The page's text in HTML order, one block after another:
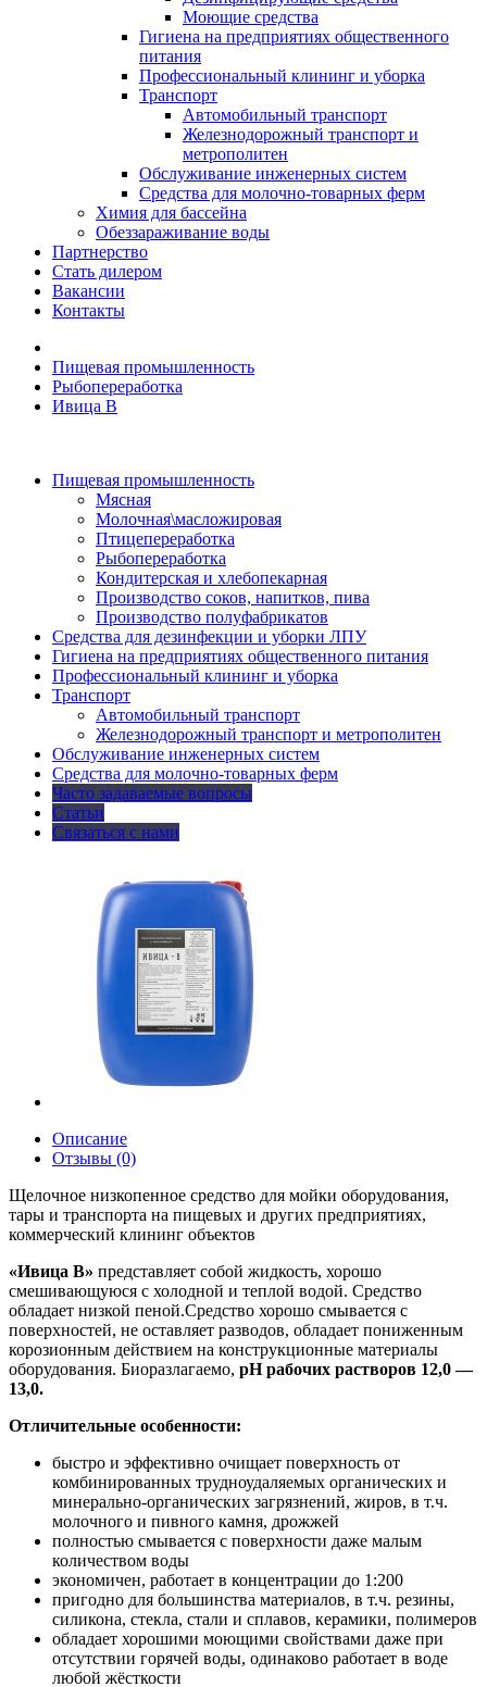
Моющие средства
Гигиена на предприятиях общественного
питания
Профессиональный клининг и уборка
Транспорт
Автомобильный транспорт
Железнодорожный транспорт и
метрополитен
Обслуживание инженерных систем
Средства для молочно-товарных ферм
Химия для бассейна
Обеззараживание воды
Партнерство
Стать дилером
Вакансии
Контакты
Пищевая промышленность
Рыбопереработка
Ивица В
Пищевая промышленность
Мясная
Молочная\масложировая
Птицепереработка
Рыбопереработка
Кондитерская и хлебопекарная
Производство соков, напитков, пива
Производство полуфабрикатов
Средства для дезинфекции и уборки ЛПУ
Гигиена на предприятиях общественного питания
Профессиональный клининг и уборка
Транспорт
Автомобильный транспорт
Железнодорожный транспорт и метрополитен
Обслуживание инженерных систем
Средства для молочно-товарных ферм
Часто задаваемые вопросы
Статьи
Связаться с нами
Описание
Отзывы (0)
Щелочное низкопенное средство для мойки оборудования,
тары и транспорта на пищевых и других предприятиях,
коммерческий клининг объектов
«Ивица В» представляет собой жидкость, хорошо
смешивающуюся с холодной и теплой водой. Средство
обладает низкой пеной.Средство хорошо смывается с
поверхностей, не оставляет разводов, обладает пониженным
корозионным действием на конструкционные материалы
оборудования. Биоразлагаемо, рН рабочих растворов 12,0 —
13,0.
Отличительные особенности:
быстро и эффективно очищает поверхность от
комбинированных трудноудаляемых органических и
минерально-органических загрязнений, жиров, в т.ч.
молочного и пивного камня, дрожжей
полностью смывается с поверхности даже малым
количеством воды
экономичен, работает в концентрации до 1:200
пригодно для большинства материалов, в т.ч. резины,
силикона, стекла, стали и сплавов, керамики, полимеров
обладает хорошими моющими свойствами даже при
отсутствии горячей воды, одинаково работает в воде
любой жёсткости